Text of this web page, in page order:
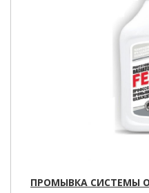
ПРОМЫВКА СИСТЕМЫ